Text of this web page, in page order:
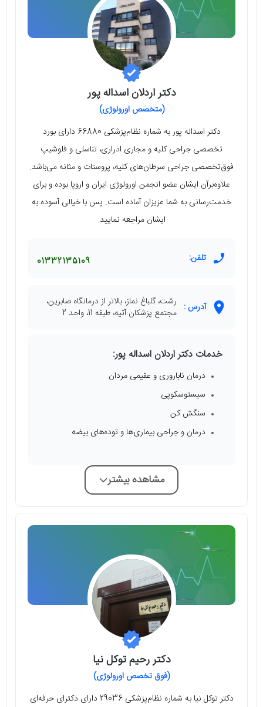
دکتر اردلان اسداله پور
(متخصص اورولوژی)
دکتر اسداله پور به شماره نظام‌پزشکی 66880 دارای بورد
تخصصی جراحی کلیه و مجاری ادراری، تناسلی و فلوشیپ
فوق‌تخصصی جراحی سرطان‌های کلیه، پروستات و مثانه می‌باشد.
علاوه‌برآن ایشان عضو انجمن اورولوژی ایران و اروپا بوده و برای
خدمت‌رسانی به شما عزیزان آماده است. پس با خیالی آسوده به
ایشان مراجعه نمایید.
تلفن: 01332135109
آدرس : رشت، گلباغ نماز، بالاتر از درمانگاه صابرین،
مجتمع پزشکان آتیه، طبقه 11، واحد 2
خدمات دکتر اردلان اسداله پور:
درمان ناباروری و عقیمی مردان
سیستوسکوپی
سنگش کن
درمان و جراحی بیماری‌ها و توده‌های بیضه
مشاهده بیشتر
دکتر رحیم توکل نیا
(فوق تخصص اورولوژی)
دکتر توکل نیا به شماره نظام‌پزشکی 29036 دارای دکترای حرفه‌ای